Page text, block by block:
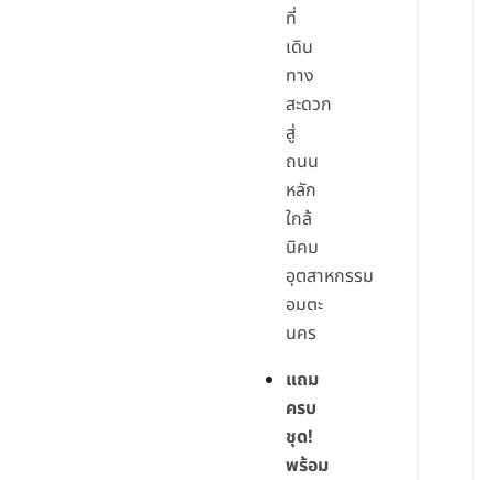
ที่
เดิน
ทาง
สะดวก
สู่
ถนน
หลัก
ใกล้
นิคม
อุตสาหกรรม
อมตะ
นคร
แถม
ครบ
ชุด!
พร้อม